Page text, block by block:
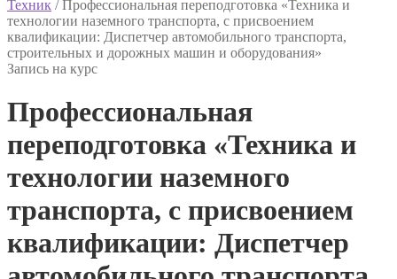
Техник /Профессиональная переподготовка «Техника и
технологии наземного транспорта, с присвоением
квалификации: Диспетчер автомобильного транспорта,
строительных и дорожных машин и оборудования»
Запись на курс
Профессиональная
переподготовка «Техника и
технологии наземного
транспорта, с присвоением
квалификации: Диспетчер